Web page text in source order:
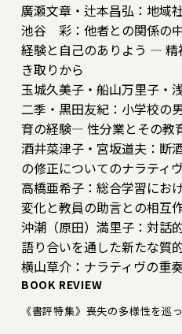
廣瀬文章・辻本昌弘：地域
池谷 彩：他者との関係の
経験と自己のありよう ―
き取りから
玉城久美子・船山万里子・
二季・黒田友紀：小学校の
育の経験― 性分業とその教
酒井菜津子・宮坂道夫：断
の修正についてのナラティ
高橋亜希子：総合学習にお
変化と教員の助言との相互
沖潮（原田）満里子：対話
語り合いを通した新たな質
横山草介：ナラティヴの重
BOOK REVIEW
《書評特集》喪失の多様性を巡